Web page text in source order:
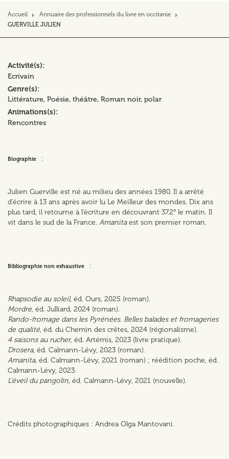
Accueil
Annuaire des professionnels du livre en occitanie
GUERVILLE JULIEN
Activité(s)
Ecrivain
Genre(s)
Littérature Poésie, théâtre Roman noir, polar
Animations(s)
Rencontres
Biographie :
Julien Guerville est né au milieu des années 1980. Il a arrêté
d’écrire à 13 ans après avoir lu Le Meilleur des mondes. Dix ans
plus tard, il retourne à l’écriture en découvrant 37.2° le matin. Il
vit dans le sud de la France. Amanitaest son premier roman.
Bibliographie non exhaustive :
Rhapsodie au soleil, éd. Ours, 2025 (roman).
Mordre, éd. Julliard, 2024 (roman).
Rando-fromage dans les Pyrénées. Belles balades et fromageries
de qualité, éd. du Chemin des crêtes, 2024 (régionalisme).
4 saisons au rucher, éd. Artémis, 2023 (livre pratique).
Drosera, éd. Calmann-Lévy, 2023 (roman).
Amanita, éd. Calmann-Lévy, 2021 (roman) ; réédition poche, éd.
Calmann-Lévy, 2023.
L’éveil du pangolin, éd. Calmann-Lévy, 2021 (nouvelle).
Crédits photographiques : Andrea Olga Mantovani.